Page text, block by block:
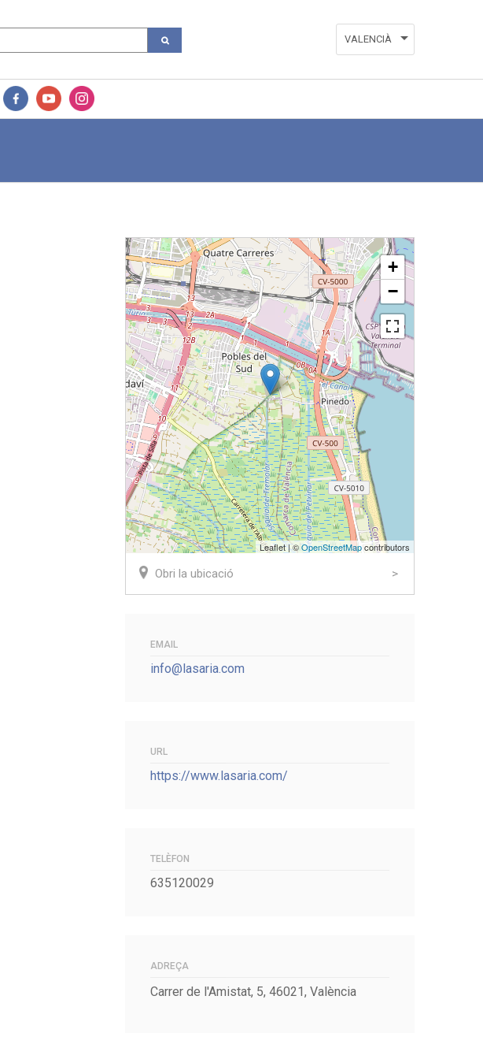
VALENCIÀ
+
−
Leaflet | ©OpenStreetMapcontributors
Obri la ubicació
EMAIL
info@lasaria.com
URL
https://www.lasaria.com/
TELÈFON
635120029
ADREÇA
Carrer de l'Amistat, 5, 46021, València